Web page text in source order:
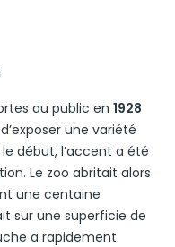
au public en 1928
une variété
début, l’accent a été
Le zoo abritait alors
une centaine
sur une superficie de
a rapidement